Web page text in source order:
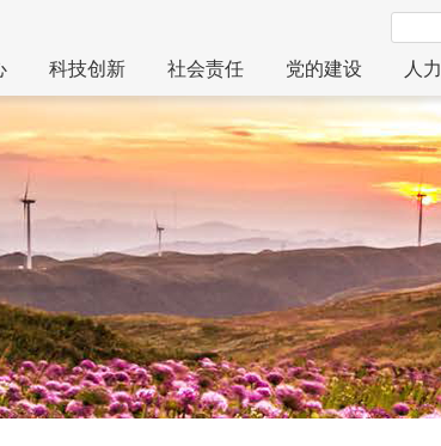
科技创新 社会责任 党的建设 人